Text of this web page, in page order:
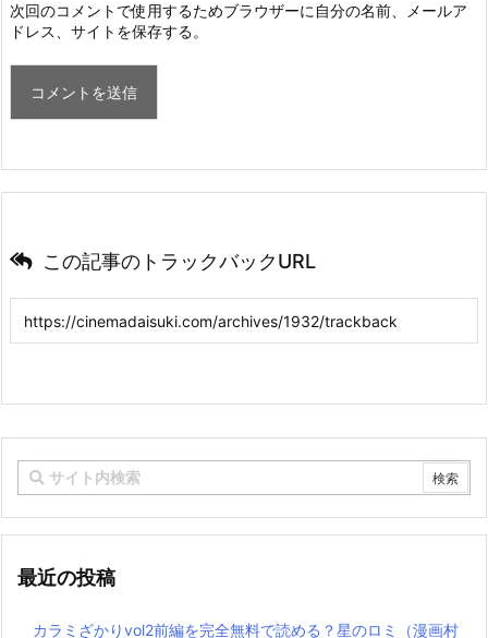
次回のコメントで使用するためブラウザーに自分の名前、メールア
ドレス、サイトを保存する。
この記事のトラックバックURL
最近の投稿
カラミざかりvol2前編を完全無料で読める？星のロミ（漫画村